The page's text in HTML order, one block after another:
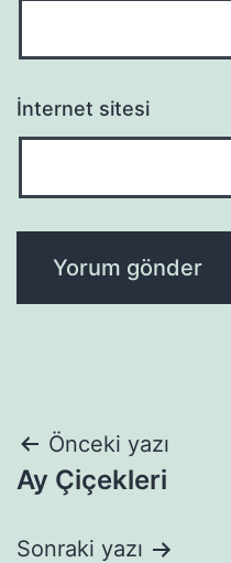
İnternet sitesi
Yazı
gezinmesi
Önceki yazı
Ay Çiçekleri
Sonraki yazı